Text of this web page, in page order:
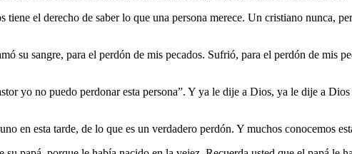
el derecho de saber lo que una persona merece. Un cristiano nunca,
su sangre, para el perdón de mis pecados. Sufrió, para el perdón de mis
yo no puedo perdonar esta persona”. Y ya le dije a Dios, ya le dije a
en esta tarde, de lo que es un verdadero perdón. Y muchos conocemos